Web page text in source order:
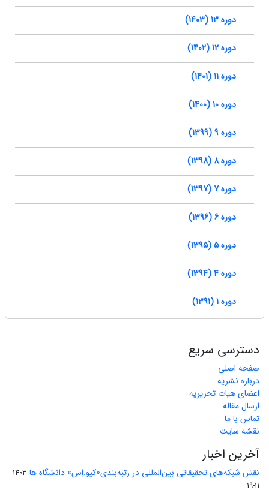
دوره 13 (1403)
دوره 12 (1402)
دوره 11 (1401)
دوره 10 (1400)
دوره 9 (1399)
دوره 8 (1398)
دوره 7 (1397)
دوره 6 (1396)
دوره 5 (1395)
دوره 4 (1394)
دوره 1 (1391)
دسترسی سریع
صفحه اصلی
درباره نشریه
اعضای هیات تحریریه
ارسال مقاله
تماس با ما
نقشه سایت
آخرین اخبار
نقش شبکه‌های تحقیقاتی بین‌المللی در رتبه‌بندی«کیو.اِس» دانشگاه ها
1403-
11-19